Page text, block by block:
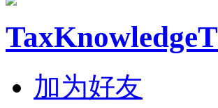
TaxKnowledgeT
加为好友